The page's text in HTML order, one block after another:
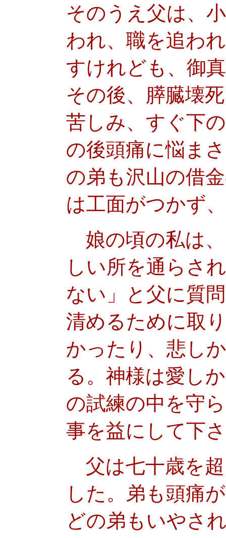
そのうえ父は、
われ、職を追わ
すけれども、御
その後、膵臓壊
苦しみ、すぐ下
の後頭痛に悩ま
の弟も沢山の借
は工面がつかず
娘の頃の私は、
しい所を通らさ
ない」と父に質
清めるために取
かったり、悲し
る。神様は愛し
の試練の中を守
事を益にして下
父は七十歳を超
した。弟も頭痛
どの弟もいやさ